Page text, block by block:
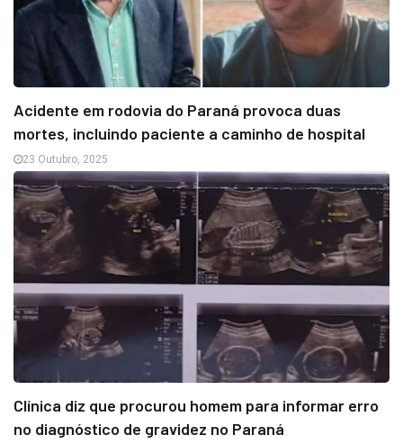
Acidente em rodovia do Paraná provoca duas
mortes, incluindo paciente a caminho de hospital
23 Outubro, 2025
Clínica diz que procurou homem para informar erro
no diagnóstico de gravidez no Paraná